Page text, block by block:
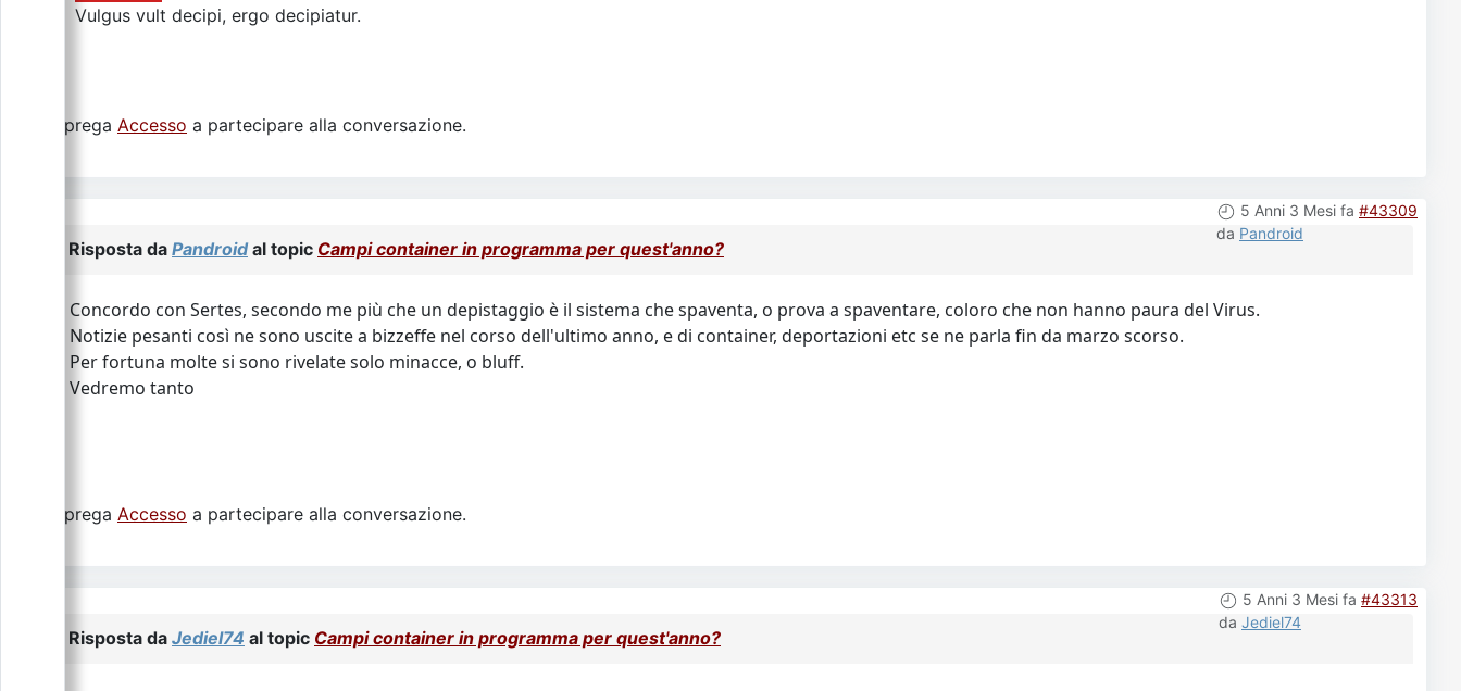
Vulgus vult decipi, ergo decipiatur.
Si prega Accesso a partecipare alla conversazione.
5 Anni 3 Mesi fa #43309
da Pandroid
Risposta da Pandroidal topic Campi container in programma per quest'anno?
Concordo con Sertes, secondo me più che un depistaggio è il sistema che spaventa, o prova a spaventare, coloro che non hanno paura del Virus.
Notizie pesanti così ne sono uscite a bizzeffe nel corso dell'ultimo anno, e di container, deportazioni etc se ne parla fin da marzo scorso.
Per fortuna molte si sono rivelate solo minacce, o bluff.
Vedremo tanto
Si prega Accesso a partecipare alla conversazione.
5 Anni 3 Mesi fa #43313
da Jediel74
Risposta da Jediel74 al topic Campi container in programma per quest'anno?